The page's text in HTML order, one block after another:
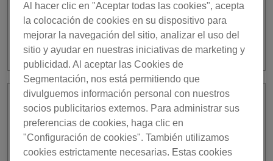
dispositivo Hardware Unlock. ¿Puedo
cancelar mi suscripción a rekordbox
antes de que expire y obtener un
reembolso?
He adquirido un dispositivo Hardware
Unlock. ¿Puedo cancelar mi
suscripción a rekordbox antes de que
expire y obtener un reembolso?
Al hacer clic en "Aceptar todas las cookies", acepta
la colocación de cookies en su dispositivo para
mejorar la navegación del sitio, analizar el uso del
sitio y ayudar en nuestras iniciativas de marketing y
publicidad. Al aceptar las Cookies de
Segmentación, nos está permitiendo que
divulguemos información personal con nuestros
socios publicitarios externos. Para administrar sus
preferencias de cookies, haga clic en
"Configuración de cookies". También utilizamos
cookies estrictamente necesarias. Estas cookies